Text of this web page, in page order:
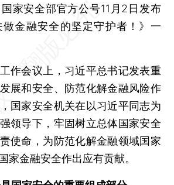
国家安全部官方公号11月2日发布
做金融安全的坚定守护者！》一
会议上，习近平总书记发表重
展和安全、防范化解金融风险作
国家安全机关在以习近平同志为
领导下，牢固树立总体国家安全
使命，为防范化解金融领域国家
家金融安全作出应有贡献。